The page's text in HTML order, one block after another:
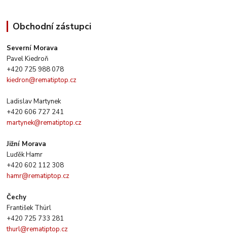
Obchodní zástupci
Severní Morava
Pavel Kiedroň
+420 725 988 078
kiedron@rematiptop.cz
Ladislav Martynek
+420 606 727 241
martynek@rematiptop.cz
Jižní Morava
Luďěk Hamr
+420 602 112 308
hamr@rematiptop.cz
Čechy
František Thürl
+420 725 733 281
thurl@rematiptop.cz